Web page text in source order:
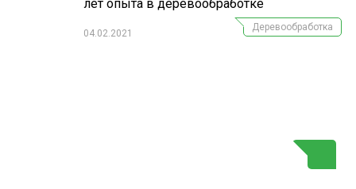
лет опыта в деревообработке
04.02.2021
Деревообработка